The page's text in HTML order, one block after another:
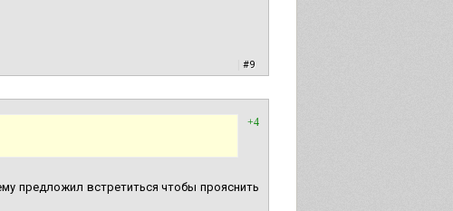
#9
+4
предложил встретиться чтобы прояснить